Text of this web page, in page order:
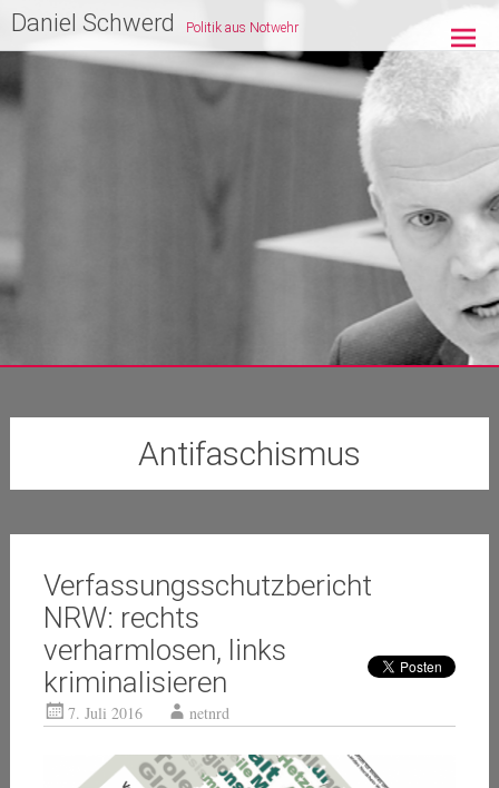
Zum
Inhalt
springen
Daniel Schwerd Politik aus Notwehr
Antifaschismus
Verfassungsschutzbericht
NRW: rechts
verharmlosen, links
kriminalisieren
7. Juli 2016 netnrd